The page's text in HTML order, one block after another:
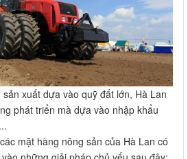
xuất dựa vào quỹ đất lớn, Hà Lan
phát triển mà dựa vào nhập khẩu
mặt hàng nông sản của Hà Lan có